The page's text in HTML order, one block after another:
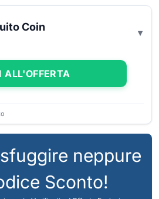
Coin
ALL'OFFERTA
neppure
Sconto!